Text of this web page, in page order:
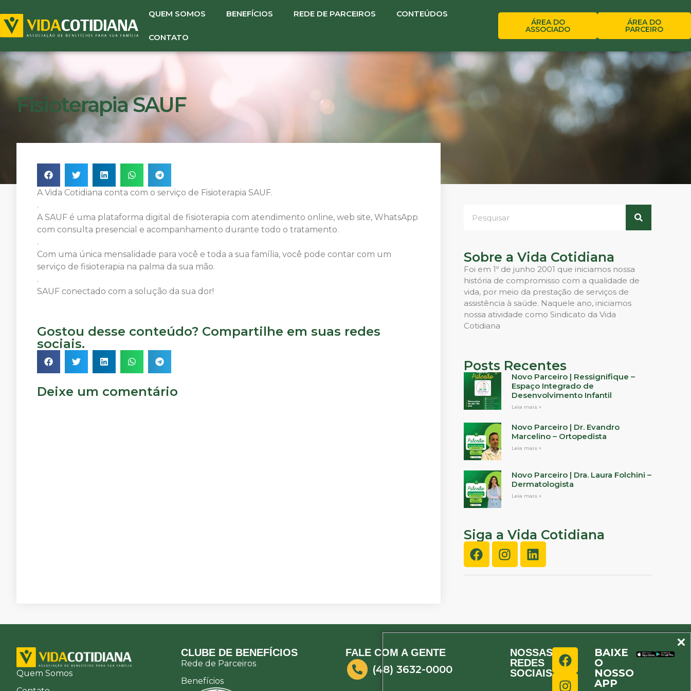
QUEM SOMOS BENEFÍCIOS REDE DE PARCEIROS CONTEÚDOS
CONTATO
ÁREA DO
ASSOCIADO
ÁREA DO
PARCEIRO
Fisioterapia SAUF
A Vida Cotidiana conta com o serviço de Fisioterapia SAUF.
.
A SAUF é uma plataforma digital de fisioterapia com atendimento online, web site, WhatsApp
com consulta presencial e acompanhamento durante todo o tratamento.
.
Com uma única mensalidade para você e toda a sua família, você pode contar com um
serviço de fisioterapia na palma da sua mão.
.
SAUF conectado com a solução da sua dor!
Gostou desse conteúdo? Compartilhe em suas redes
sociais.
Deixe um comentário
Sobre a Vida Cotidiana
Foi em 1º de junho 2001 que iniciamos nossa
história de compromisso com a qualidade de
vida, por meio da prestação de serviços de
assistência à saúde. Naquele ano, iniciamos
nossa atividade como Sindicato da Vida
Cotidiana
Posts Recentes
Novo Parceiro | Ressignifique –
Espaço Integrado de
Desenvolvimento Infantil
Leia mais »
Novo Parceiro | Dr. Evandro
Marcelino – Ortopedista
Leia mais »
Novo Parceiro | Dra. Laura Folchini –
Dermatologista
Leia mais »
Siga a Vida Cotidiana
Quem Somos
CLUBE DE BENEFÍCIOS
Rede de Parceiros
Benefícios
FALE COM A GENTE
(48) 3632-0000
NOSSAS
REDES
SOCIAIS
BAIXE
O
NOSSO
APP